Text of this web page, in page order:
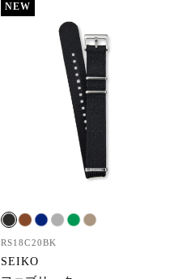
NEW
RS18C20BK
SEIKO